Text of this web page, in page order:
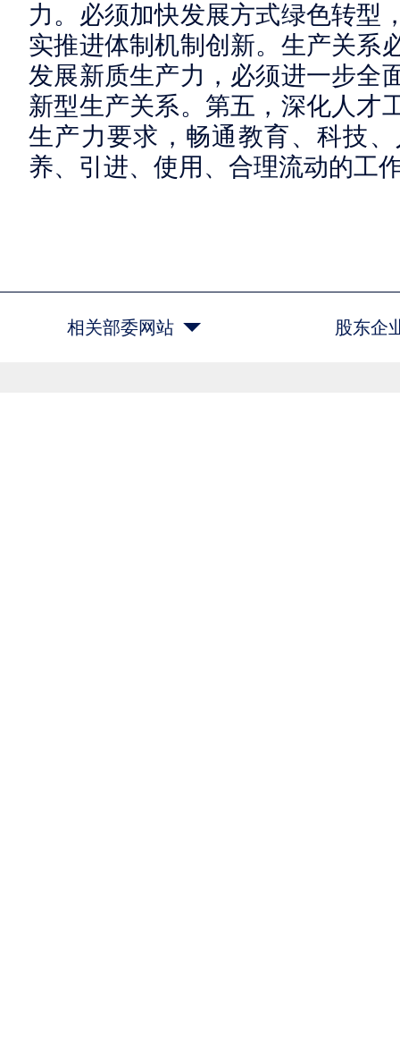
力。必须加快发展方式绿色转型
实推进体制机制创新。生产关系
发展新质生产力，必须进一步全
新型生产关系。第五，深化人才
生产力要求，畅通教育、科技
养、引进、使用、合理流动的工
相关部委网站 股东企